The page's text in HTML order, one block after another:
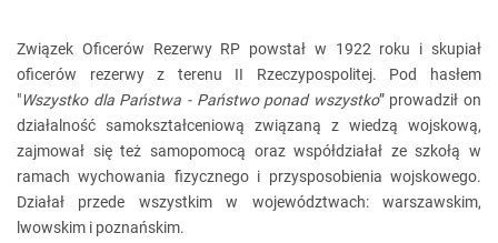
Związek Oficerów Rezerwy RP powstał w 1922 roku i skupiał
oficerów rezerwy z terenu II Rzeczypospolitej. Pod hasłem
"Wszystko dla Państwa - Państwo ponad wszystko” prowadził on
działalność samokształceniową związaną z wiedzą wojskową,
zajmował się też samopomocą oraz współdziałał ze szkołą w
ramach wychowania fizycznego i przysposobienia wojskowego.
Działał przede wszystkim w województwach: warszawskim,
lwowskim i poznańskim.